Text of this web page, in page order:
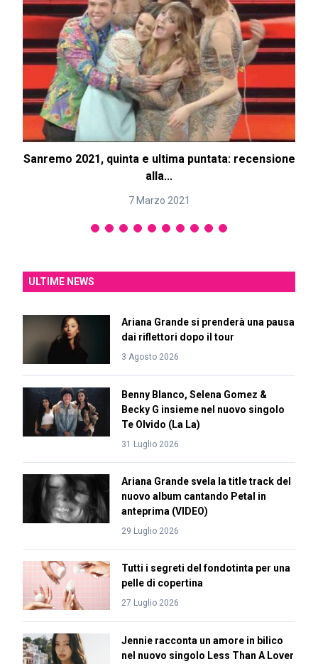
Sanremo 2021, quinta e ultima puntata: recensione
alla...
7 Marzo 2021
ULTIME NEWS
Ariana Grande si prenderà una pausa
dai riflettori dopo il tour
3 Agosto 2026
Benny Blanco, Selena Gomez &
Becky G insieme nel nuovo singolo
Te Olvido (La La)
31 Luglio 2026
Ariana Grande svela la title track del
nuovo album cantando Petal in
anteprima (VIDEO)
29 Luglio 2026
Tutti i segreti del fondotinta per una
pelle di copertina
27 Luglio 2026
Jennie racconta un amore in bilico
nel nuovo singolo Less Than A Lover